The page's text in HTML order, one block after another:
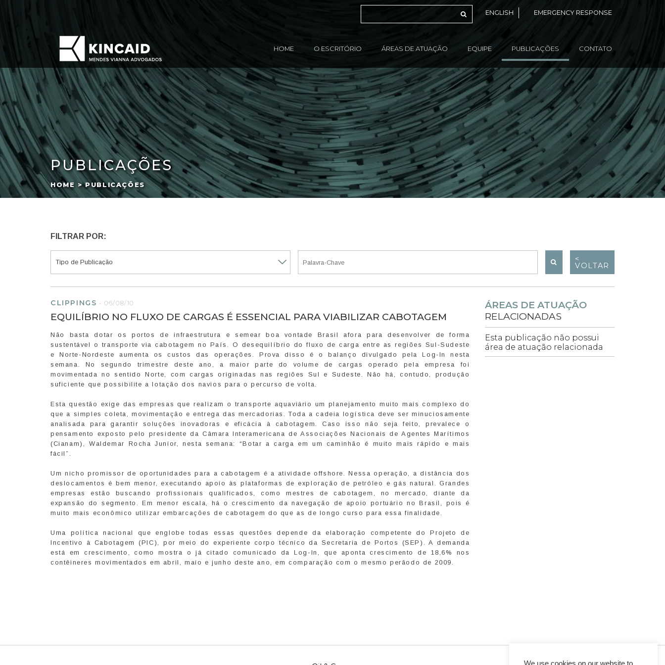
ENGLISH EMERGENCY RESPONSE
HOME O ESCRITÓRIO ÁREAS DE ATUAÇÃO EQUIPE PUBLICAÇÕES CONTATO
PUBLICAÇÕES
HOME > PUBLICAÇÕES
FILTRAR POR:
<
VOLTAR
CLIPPINGS -06/08/10
EQUILÍBRIO NO FLUXO DE CARGAS É ESSENCIAL PARA VIABILIZAR CABOTAGEM
Não basta dotar os portos de infraestrutura e semear boa vontade Brasil afora para desenvolver de forma
sustentável o transporte via cabotagem no País. O desequilíbrio do fluxo de carga entre as regiões Sul-Sudeste
e Norte-Nordeste aumenta os custos das operações. Prova disso é o balanço divulgado pela Log-In nesta
semana. No segundo trimestre deste ano, a maior parte do volume de cargas operado pela empresa foi
movimentada no sentido Norte, com cargas originadas nas regiões Sul e Sudeste. Não há, contudo, produção
suficiente que possibilite a lotação dos navios para o percurso de volta.
Esta questão exige das empresas que realizam o transporte aquaviário um planejamento muito mais complexo do
que a simples coleta, movimentação e entrega das mercadorias. Toda a cadeia logística deve ser minuciosamente
analisada para garantir soluções inovadoras e eficácia à cabotagem. Caso isso não seja feito, prevalece o
pensamento exposto pelo presidente da Câmara Interamericana de Associações Nacionais de Agentes Marítimos
(Cianam), Waldemar Rocha Junior, nesta semana: “Botar a carga em um caminhão é muito mais rápido e mais
fácil”.
Um nicho promissor de oportunidades para a cabotagem é a atividade offshore. Nessa operação, a distância dos
deslocamentos é bem menor, executando apoio às plataformas de exploração de petróleo e gás natural. Grandes
empresas estão buscando profissionais qualificados, como mestres de cabotagem, no mercado, diante da
expansão do segmento. Em menor escala, há o crescimento da navegação de apoio portuário no Brasil, pois é
muito mais econômico utilizar embarcações de cabotagem do que as de longo curso para essa finalidade.
Uma política nacional que englobe todas essas questões depende da elaboração competente do Projeto de
Incentivo à Cabotagem (PIC), por meio do experiente corpo técnico da Secretaria de Portos (SEP). A demanda
está em crescimento, como mostra o já citado comunicado da Log-In, que aponta crescimento de 18,6% nos
contêineres movimentados em abril, maio e junho deste ano, em comparação com o mesmo perãodo de 2009.
ÁREAS DE ATUAÇÃO
RELACIONADAS
Esta publicação não possui
área de atuação relacionada